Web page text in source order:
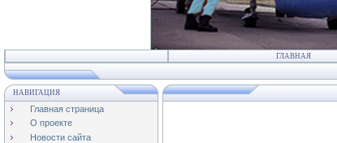
ГЛАВНАЯ
НАВИГАЦИЯ
Главная страница
О проекте
Новости сайта